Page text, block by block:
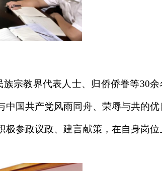
宗教界代表人士、归侨侨眷等30余
国共产党风雨同舟、荣辱与共的
参政议政、建言献策，在自身岗位